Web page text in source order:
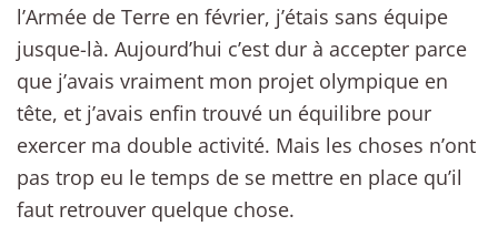
l’Armée de Terre en février, j’étais sans équipe
jusque-là. Aujourd’hui c’est dur à accepter parce
que j’avais vraiment mon projet olympique en
tête, et j’avais enfin trouvé un équilibre pour
exercer ma double activité. Mais les choses n’ont
pas trop eu le temps de se mettre en place qu’il
faut retrouver quelque chose.